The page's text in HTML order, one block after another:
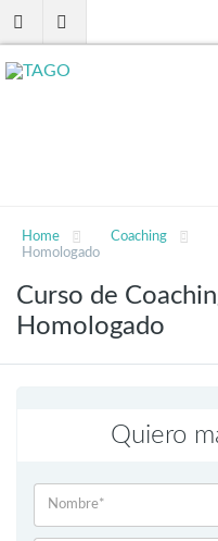
Home Coaching
Homologado
Curso de
Homologado
Quiero